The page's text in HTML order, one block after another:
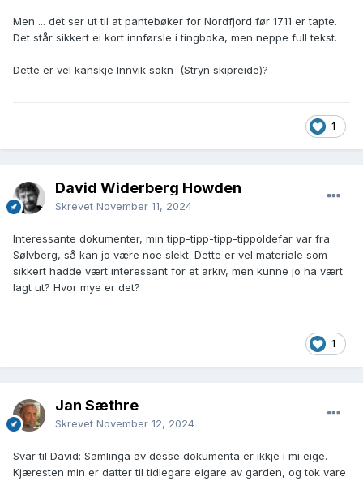
Men ... det ser ut til at pantebøker for Nordfjord før 1711 er tapte.
Det står sikkert ei kort innførsle i tingboka, men neppe full tekst.
Dette er vel kanskje Innvik sokn (Stryn skipreide)?
1
David Widerberg Howden
Skrevet November 11, 2024
Interessante dokumenter, min tipp-tipp-tipp-tippoldefar var fra
Sølvberg, så kan jo være noe slekt. Dette er vel materiale som
sikkert hadde vært interessant for et arkiv, men kunne jo ha vært
lagt ut? Hvor mye er det?
1
Jan Sæthre
Skrevet November 12, 2024
Svar til David: Samlinga av desse dokumenta er ikkje i mi eige.
Kjæresten min er datter til tidlegare eigare av garden, og tok vare